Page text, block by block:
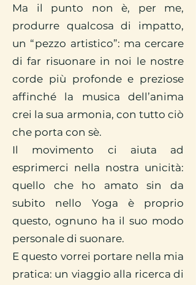
Ma il punto non è, per me,
produrre qualcosa di impatto,
un “pezzo artistico”: ma cercare
di far risuonare in noi le nostre
corde più profonde e preziose
affinché la musica dell’anima
crei la sua armonia, con tutto ciò
che porta con sè.
Il movimento ci aiuta ad
esprimerci nella nostra unicità:
quello che ho amato sin da
subito nello Yoga è proprio
questo, ognuno ha il suo modo
personale di suonare.
E questo vorrei portare nella mia
pratica: un viaggio alla ricerca di